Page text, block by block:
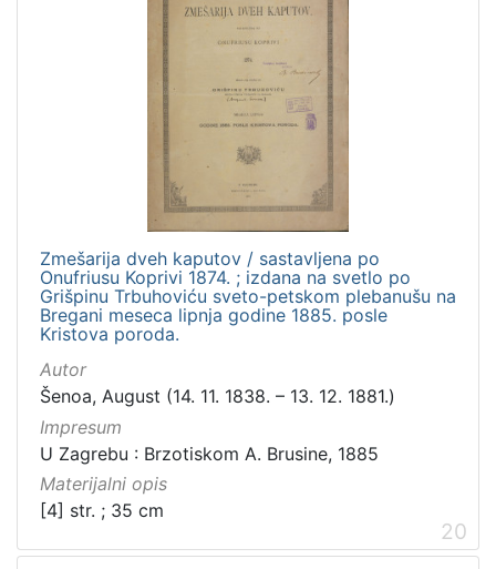
Zmešarija dveh kaputov / sastavljena po
Onufriusu Koprivi 1874. ; izdana na svetlo po
Grišpinu Trbuhoviću sveto-petskom plebanušu na
Bregani meseca lipnja godine 1885. posle
Kristova poroda.
Autor
Šenoa, August (14. 11. 1838. – 13. 12. 1881.)
Impresum
U Zagrebu : Brzotiskom A. Brusine, 1885
Materijalni opis
[4] str. ; 35 cm
20